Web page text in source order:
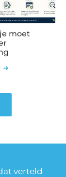
moet
➜
verteld